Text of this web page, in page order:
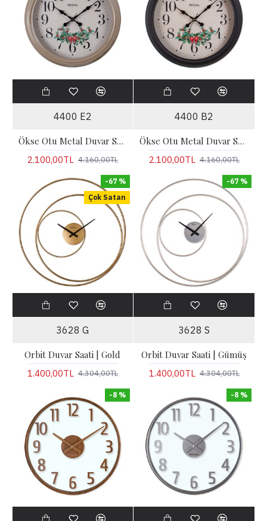
4400 E2
Ökse Otu Metal Duvar Saati | Vizon
2.100,00TL 4.160,00TL
4400 B2
Ökse Otu Metal Duvar Saati | Siyah
2.100,00TL 4.160,00TL
Çok Satan
-67 %
3628 G
Orbit Duvar Saati | Gold
1.400,00TL 4.304,00TL
-67 %
3628 S
Orbit Duvar Saati | Gümüş
1.400,00TL 4.304,00TL
-8 % -8 %